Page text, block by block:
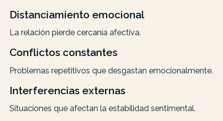
Distanciamiento emocional
La relación pierde cercanía afectiva.
Conflictos constantes
Problemas repetitivos que desgastan emocionalmente.
Interferencias externas
Situaciones que afectan la estabilidad sentimental.